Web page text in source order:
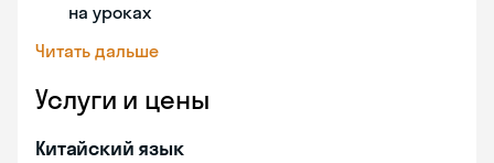
на уроках
Читать дальше
Услуги и цены
Китайский язык